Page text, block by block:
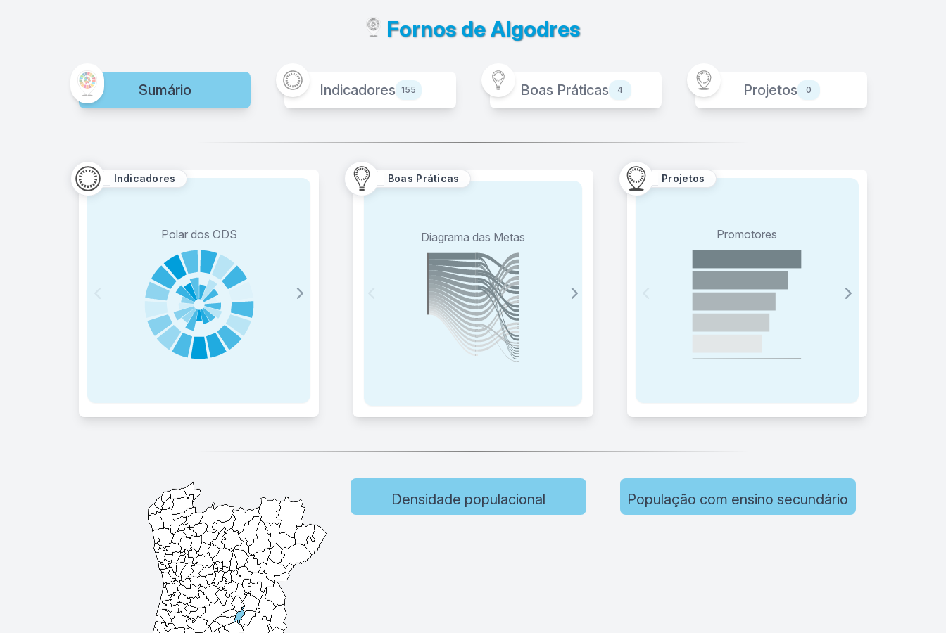
Fornos de Algodres
Sumário Indicadores 155 Boas Práticas 4 Projetos 0
Polar dos ODS Corrida dos ODS
Indicadores
Diagrama das Metas Polar das Boas Práticas
Boas Práticas
Promotores
Projetos
Densidade populacional População com ensino secundário